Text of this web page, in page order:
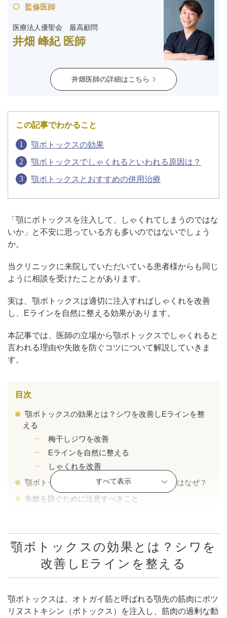
お悩みで探す
医師紹介
医師の
スケジュール
西梅田から徒歩2分
予約方法に
アフターケア オンライン診療
美容ブログ
オンラインショップ
LINE予約 WEB予約
井畑 峰紀 医師 安形省吾 医師
監修医師
医療法人優聖会 最高顧問
井畑 峰紀 医師
井畑医師の詳細はこちら
この記事でわかること
顎ボトックスの効果
顎ボトックスでしゃくれるといわれる原因は？
顎ボトックスとおすすめの併用治療
「顎にボトックスを注入して、しゃくれてしまうのではな
いか」と不安に思っている方も多いのではないでしょう
か。
当クリニックに来院していただいている患者様からも同じ
ように相談を受けたことがあります。
実は、顎ボトックスは適切に注入すればしゃくれを改善
し、Eラインを自然に整える効果があります。
本記事では、医師の立場から顎ボトックスでしゃくれると
言われる理由や失敗を防ぐコツについて解説していきま
す。
目次
顎ボトックスの効果とは？シワを改善しEラインを整
える
梅干しジワを改善
Eラインを自然に整える
しゃくれを改善
顎ボトックスで「しゃくれる」と言われるのはなぜ？
失敗を防ぐために注意すべきこと
まとめ
すべて表示
顎ボトックスの効果とは？シワを
改善しEラインを整える
顎ボトックスは、オトガイ筋と呼ばれる顎先の筋肉にボツ
リヌストキシン（ボトックス）を注入し、筋肉の過剰な動